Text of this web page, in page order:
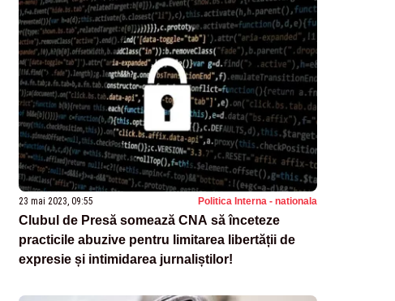
23 mai 2023, 09:55 Politica Interna - nationala
Clubul de Presă somează CNA să înceteze
practicile abuzive pentru limitarea libertății de
expresie și intimidarea jurnaliștilor!